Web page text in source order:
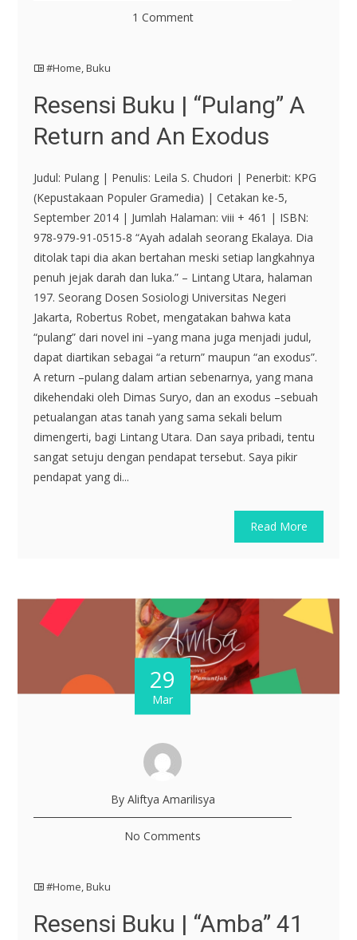
1 Comment
#Home,Buku
Resensi Buku | “Pulang” A
Return and An Exodus
Judul: Pulang | Penulis: Leila S. Chudori | Penerbit: KPG
(Kepustakaan Populer Gramedia) | Cetakan ke-5,
September 2014 | Jumlah Halaman: viii + 461 | ISBN:
978-979-91-0515-8 “Ayah adalah seorang Ekalaya. Dia
ditolak tapi dia akan bertahan meski setiap langkahnya
penuh jejak darah dan luka.” – Lintang Utara, halaman
197. Seorang Dosen Sosiologi Universitas Negeri
Jakarta, Robertus Robet, mengatakan bahwa kata
“pulang” dari novel ini –yang mana juga menjadi judul,
dapat diartikan sebagai “a return” maupun “an exodus”.
A return –pulang dalam artian sebenarnya, yang mana
dikehendaki oleh Dimas Suryo, dan an exodus –sebuah
petualangan atas tanah yang sama sekali belum
dimengerti, bagi Lintang Utara. Dan saya pribadi, tentu
sangat setuju dengan pendapat tersebut. Saya pikir
pendapat yang di...
Read More
29
Mar
By Aliftya Amarilisya
No Comments
#Home,Buku
Resensi Buku | “Amba” 41